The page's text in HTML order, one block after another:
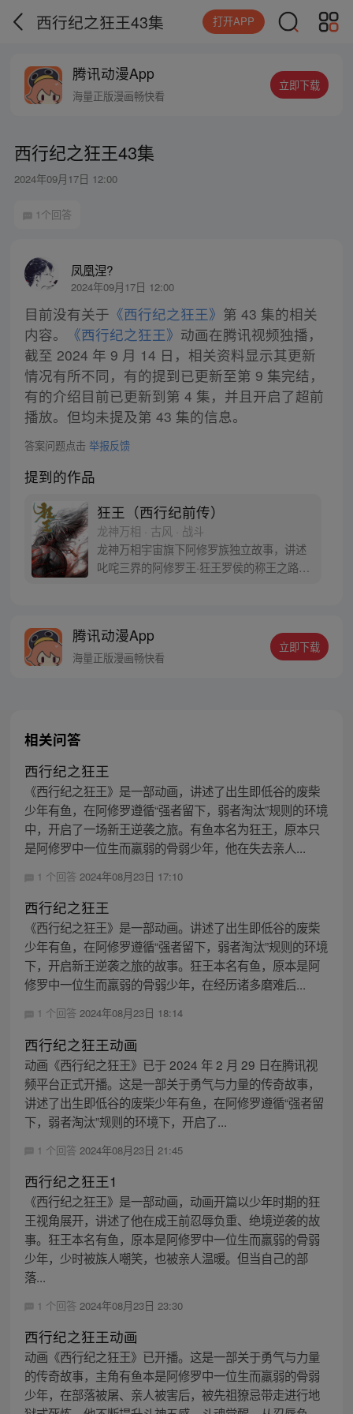
西行纪之狂王43集 打开APP
腾讯动漫App
海量正版漫画畅快看
立即下载
西行纪之狂王43集
2024年09月17日 12:00
1个回答
凤凰涅?
2024年09月17日 12:00
目前没有关于 《西行纪之狂王》 第 43 集的相关
内容。
《西行纪之狂王》 动画在腾讯视频独播，
截至 2024 年 9 月 14 日，相关资料显示其更新
情况有所不同，有的提到已更新至第 9 集完结，
有的介绍目前已更新到第 4 集，并且开启了超前
播放。但均未提及第 43 集的信息。
答案问题点击 举报反馈
提到的作品
狂王（西行纪前传）
龙神万相 · 古风 · 战斗
龙神万相宇宙旗下阿修罗族独立故事，讲述
叱咤三界的阿修罗王·狂王罗侯的称王之路。
有鱼最终背负挚友的信念成为阿修罗王—狂
王，更名罗侯。天界与阿修罗的百年大战随
腾讯动漫App
海量正版漫画畅快看
立即下载
相关问答
西行纪之狂王
《西行纪之狂王》是一部动画，讲述了出生即低谷的废柴
少年有鱼，在阿修罗遵循“强者留下，弱者淘汰”规则的环境
中，开启了一场新王逆袭之旅。有鱼本名为狂王，原本只
是阿修罗中一位生而羸弱的骨弱少年，他在失去亲人...
1 个回答 2024年08月23日 17:10
西行纪之狂王
《西行纪之狂王》是一部动画。讲述了出生即低谷的废柴
少年有鱼，在阿修罗遵循“强者留下，弱者淘汰”规则的环境
下，开启新王逆袭之旅的故事。狂王本名有鱼，原本是阿
修罗中一位生而羸弱的骨弱少年，在经历诸多磨难后...
1 个回答 2024年08月23日 18:14
西行纪之狂王动画
动画《西行纪之狂王》已于 2024 年 2 月 29 日在腾讯视
频平台正式开播。这是一部关于勇气与力量的传奇故事，
讲述了出生即低谷的废柴少年有鱼，在阿修罗遵循“强者留
下，弱者淘汰”规则的环境下，开启了...
1 个回答 2024年08月23日 21:45
西行纪之狂王1
《西行纪之狂王》是一部动画，动画开篇以少年时期的狂
王视角展开，讲述了他在成王前忍辱负重、绝境逆袭的故
事。狂王本名有鱼，原本是阿修罗中一位生而羸弱的骨弱
少年，少时被族人嘲笑，也被亲人温暖。但当自己的部
落...
1 个回答 2024年08月23日 23:30
西行纪之狂王动画
动画《西行纪之狂王》已开播。这是一部关于勇气与力量
的传奇故事，主角有鱼本是阿修罗中一位生而羸弱的骨弱
少年，在部落被屠、亲人被害后，被先祖獠忌带走进行地